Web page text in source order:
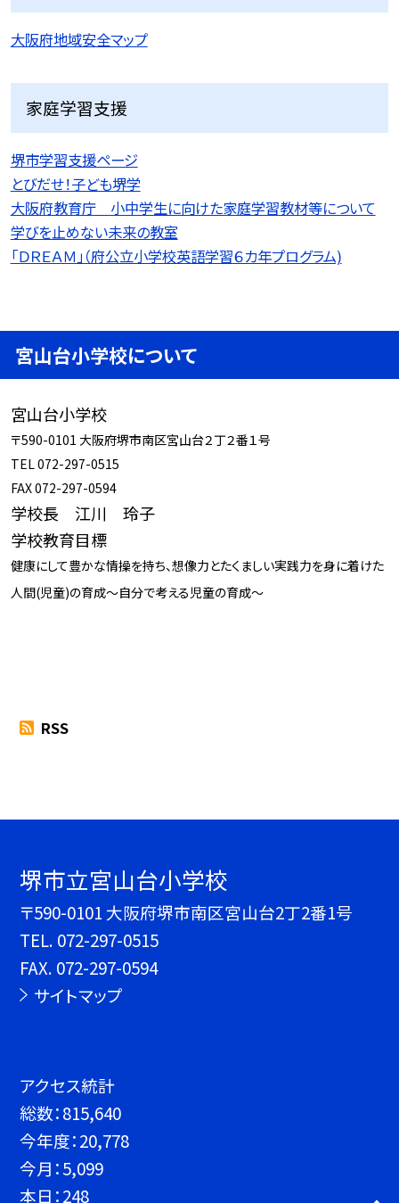
大阪府地域安全マップ
家庭学習支援
堺市学習支援ページ
とびだせ！子ども堺学
大阪府教育庁 小中学生に向けた家庭学習教材等について
学びを止めない未来の教室
「ＤＲＥＡＭ」（府公立小学校英語学習６カ年プログラム)
宮山台小学校について
宮山台小学校
〒590-0101 大阪府堺市南区宮山台２丁２番１号
TEL 072-297-0515
FAX 072-297-0594
学校長 江川 玲子
学校教育目標
健康にして豊かな情操を持ち、想像力とたくましい実践力を身に着けた
人間(児童)の育成～自分で考える児童の育成～
RSS
堺市立宮山台小学校
〒590-0101 大阪府堺市南区宮山台2丁2番1号
TEL. 072-297-0515
FAX. 072-297-0594
サイトマップ
アクセス統計
総数：815,640
今年度：20,778
今月：5,099
本日：248